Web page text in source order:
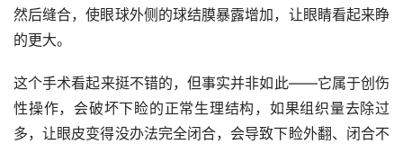
然后缝合，使眼球外侧的球结膜暴露增加，让眼睛看起来睁
的更大。
这个手术看起来挺不错的，但事实并非如此——它属于创伤
性操作，会破坏下睑的正常生理结构，如果组织量去除过
多，让眼皮变得没办法完全闭合，会导致下睑外翻、闭合不